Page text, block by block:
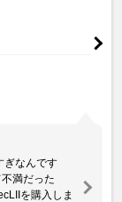
ぎなんです
満だった
を購入しま